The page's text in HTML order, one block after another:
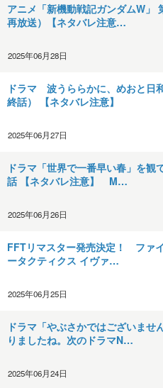
アニメ「新機動戦記ガンダムW」
再放送）【ネタバレ注意…
2025年06月28日
ドラマ 波うららかに、めおと
終話） 【ネタバレ注意】
2025年06月27日
ドラマ「世界で一番早い春」を観
話 【ネタバレ注意】 M…
2025年06月26日
FFTリマスター発売決定！ ファ
ータクティクス イヴァ…
2025年06月25日
ドラマ「やぶさかではございませ
りましたね。次のドラマN…
2025年06月24日